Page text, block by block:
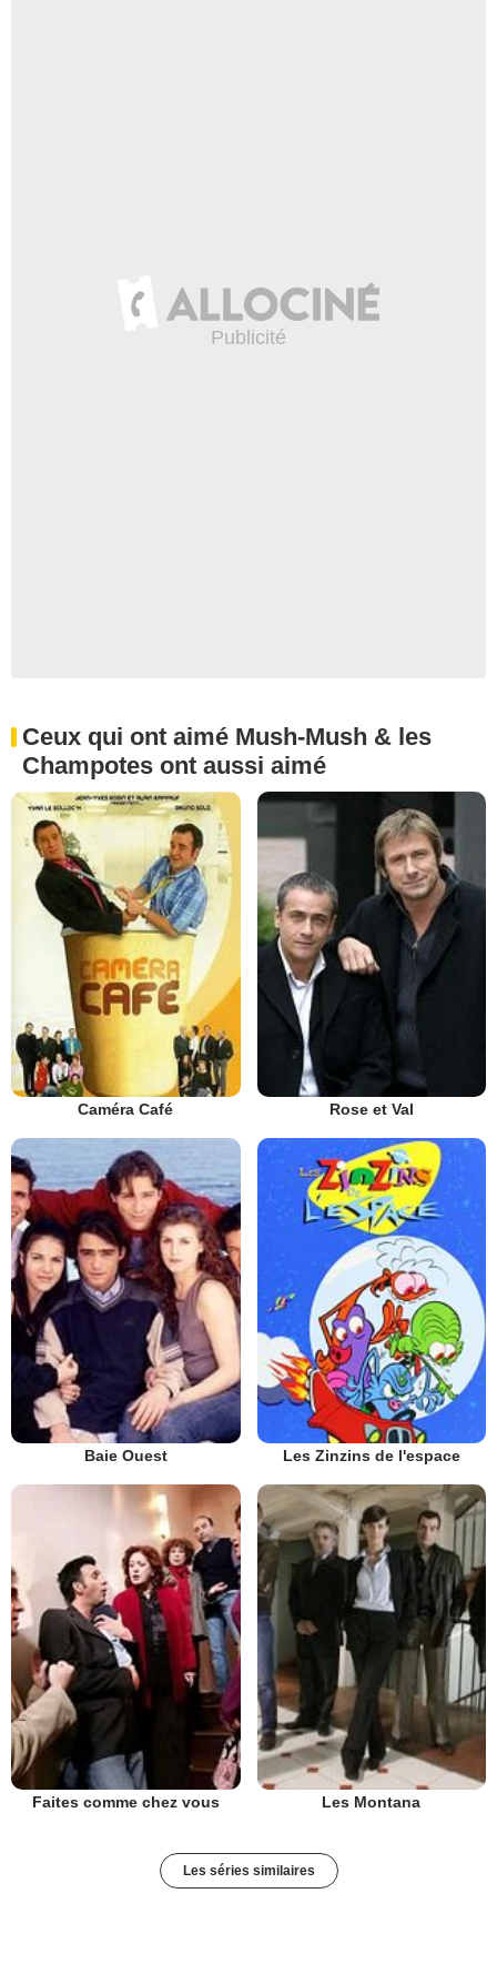
Ceux qui ont aimé Mush-Mush & les
Champotes ont aussi aimé
Caméra Café Rose et Val
Baie Ouest Les Zinzins de l'espace
Faites comme chez vous Les Montana
Les séries similaires